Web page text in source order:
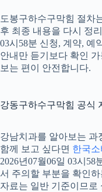
도봉구하수구막힘 절차
후 최종 내용을 다시 정
03시58분 신청, 계약, 예
안내만 듣기보다 확인
보는 편이 안전합니다.
강동구하수구막힘 공식
강남치과를 알아보는 과
함께 보고 싶다면 한국소
2026년07월06일 03시58
서 주의할 부분을 확인
자료는 일반 기준이므로